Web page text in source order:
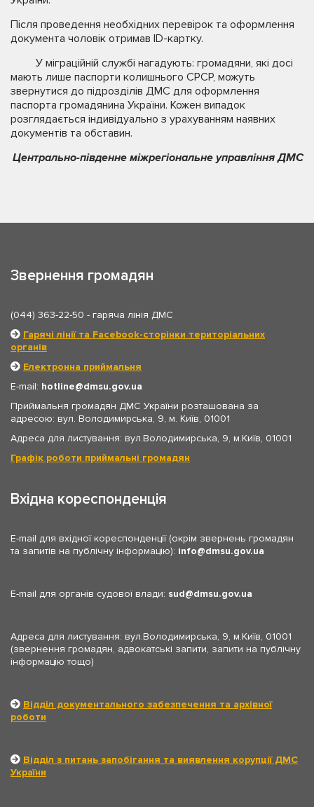
Після проведення необхідних перевірок та оформлення
документа чоловік отримав ID-картку.
У міграційній службі нагадують: громадяни, які досі
мають лише паспорти колишнього СРСР, можуть
звернутися до підрозділів ДМС для оформлення
паспорта громадянина України. Кожен випадок
розглядається індивідуально з урахуванням наявних
документів та обставин.
Центрально-південне міжрегіональне управління ДМС
Звернення громадян
(044) 363-22-50 - гаряча лінія ДМС
Гарячі лінії та Facebook-сторінки територіальних
органів
Електронна приймальня
E-mail: hotline
dmsu.gov.ua
Приймальня громадян ДМС України розташована за
адресою: вул. Володимирська, 9, м. Київ, 01001
Адреса для листування: вул.Володимирська, 9, м.Київ, 01001
Графік роботи приймальні громадян
Вхідна кореспонденція
E-mail для вхідної кореспонденції (окрім звернень громадян
та запитів на публічну інформацію): info dmsu.gov.ua
E-mail для органів судової влади: sud dmsu.gov.ua
Адреса для листування: вул.Володимирська, 9, м.Київ, 01001
(звернення громадян, адвокатські запити, запити на публічну
інформацію тощо)
Відділ документального забезпечення та архівної
роботи
Відділ з питань запобігання та виявлення корупції ДМС
України